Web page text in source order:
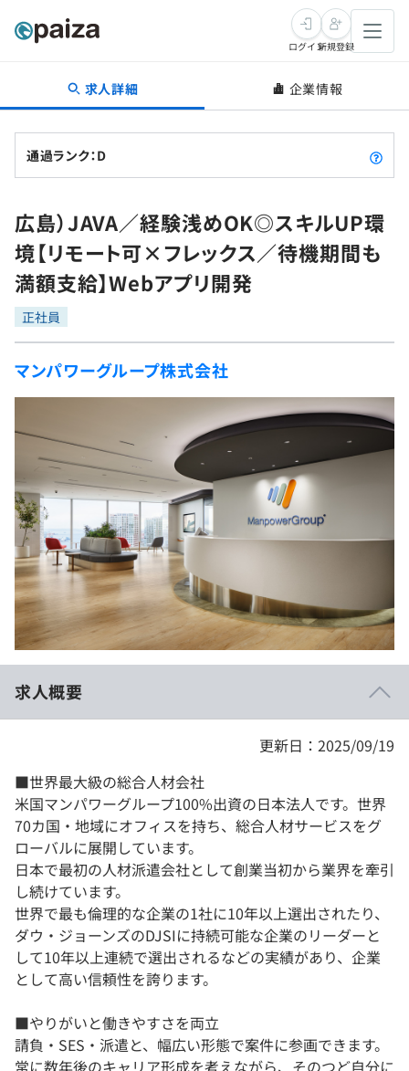
転職・キャリア
転職成功ガイド
転職エージェント
インタビュー
転職成功ガイド
新卒就活
求人検索
本選考
インターン
新卒エージェント
インタビュー
就活成功ガイド
学習
問題集
4択課題
リファレンス
プラン
個人向けプラン
法人向けプラン
学校向けプラン
契約内容・クーポン
プログラミング言語
再チャレンジ結果一覧
ゲーム・マンガ
Tech Team Journal
paiza times
note
paizaとは？
ログイン新規登録
求人詳細 企業情報
通過ランク：D
広島）JAVA／経験浅めOK◎スキルUP環
境【リモート可×フレックス／待機期間も
満額支給】Webアプリ開発
正社員
マンパワーグループ株式会社
求人概要
更新日：2025/09/19
■世界最大級の総合人材会社
米国マンパワーグループ100%出資の日本法人です。世界
70カ国・地域にオフィスを持ち、総合人材サービスをグ
ローバルに展開しています。
日本で最初の人材派遣会社として創業当初から業界を牽引
し続けています。
世界で最も倫理的な企業の1社に10年以上選出されたり、
ダウ・ジョーンズのDJSIに持続可能な企業のリーダーと
して10年以上連続で選出されるなどの実績があり、企業
として高い信頼性を誇ります。
■やりがいと働きやすさを両立
請負・SES・派遣と、幅広い形態で案件に参画できます。